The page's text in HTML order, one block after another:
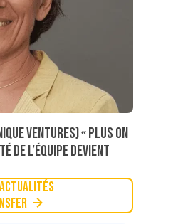
Ventures) « Plus on
l’équipe devient